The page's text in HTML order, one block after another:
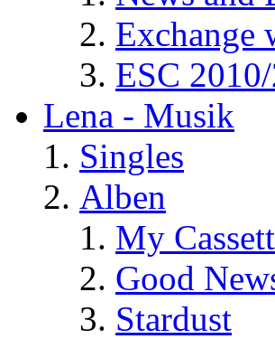
Exchange
ESC
Lena - Musik
Singles
Alben
My
Good
Stardust